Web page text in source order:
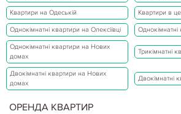
Квартири на Одеській Квартири в
Однокімнатні квартири на Олексіївці
Однокімнатні квартири на Нових
домах
Трикімнатні
Двокімнатні квартири на Нових
домах
Двокімнатні
ОРЕНДА КВАРТИР